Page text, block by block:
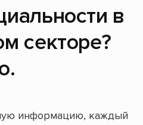
в
секторе?
информацию, каждый